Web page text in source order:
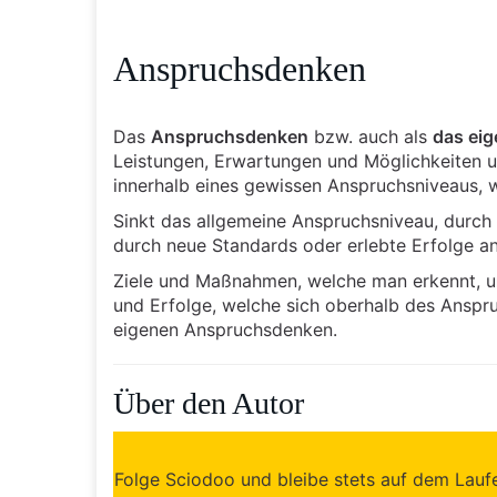
Anspruchsdenken
Das Anspruchsdenken bzw. auch als das
Leistungen, Erwartungen und Möglichkeiten
innerhalb eines gewissen
Sinkt das allgemeine Anspruchsniveau,
durch neue Standards oder erlebte Erfolge
Ziele und Maßnahmen, welche man erkennt,
und Erfolge, welche sich oberhalb des
eigenen Anspruchsdenken.
Über den Autor
Folge Sciodoo und bleibe stets auf dem